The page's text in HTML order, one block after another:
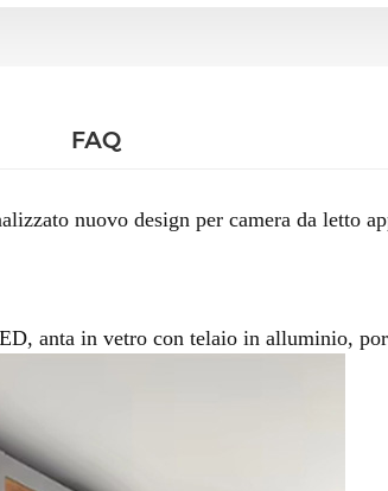
FAQ
nuovo design per camera da letto
anta in vetro con telaio in alluminio,